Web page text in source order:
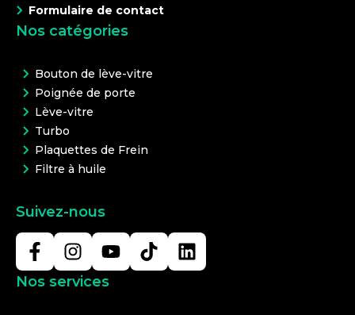
Formulaire de contact
Nos catégories
Bouton de lève-vitre
Poignée de porte
Lève-vitre
Turbo
Plaquettes de Frein
Filtre à huile
Suivez-nous
Nos services